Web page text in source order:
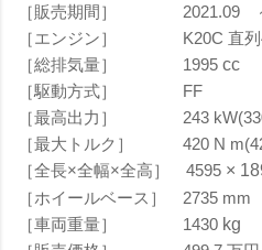
［販売期間］ 2021.09
［エンジン］ K20C 直
［総排気量］ 1995 cc
［駆動方式］ FF
［最高出力］ 243
［最大トルク］ 420 N
［全長×全幅×全高］ 4595 ×
［ホイールベース］ 2735 mm
［車両重量］ 1430 kg